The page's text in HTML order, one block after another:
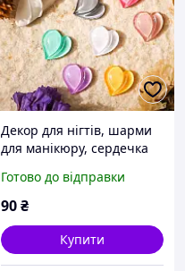
Декор для нігтів, шарми
для манікюру, сердечка
Готово до відправки
90₴
Купити